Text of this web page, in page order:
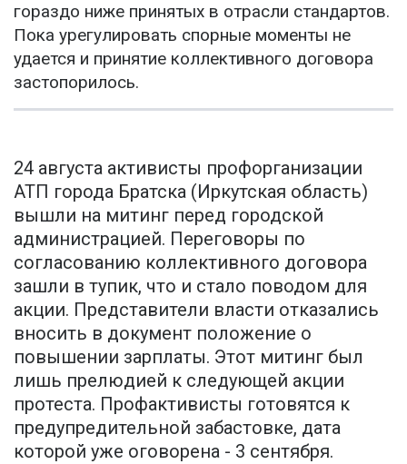
гораздо ниже принятых в отрасли стандартов.
Пока урегулировать спорные моменты не
удается и принятие коллективного договора
застопорилось.
24 августа активисты профорганизации
АТП города Братска (Иркутская область)
вышли на митинг перед городской
администрацией. Переговоры по
согласованию коллективного договора
зашли в тупик, что и стало поводом для
акции. Представители власти отказались
вносить в документ положение о
повышении зарплаты. Этот митинг был
лишь прелюдией к следующей акции
протеста. Профактивисты готовятся к
предупредительной забастовке, дата
которой уже оговорена - 3 сентября.